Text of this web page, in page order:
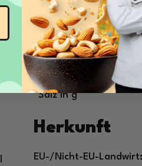
Kohlenhydrate in g
davon Zucker in g
Eiweiß in g
Salz in g
Herkunft
EU-/Nicht-EU-